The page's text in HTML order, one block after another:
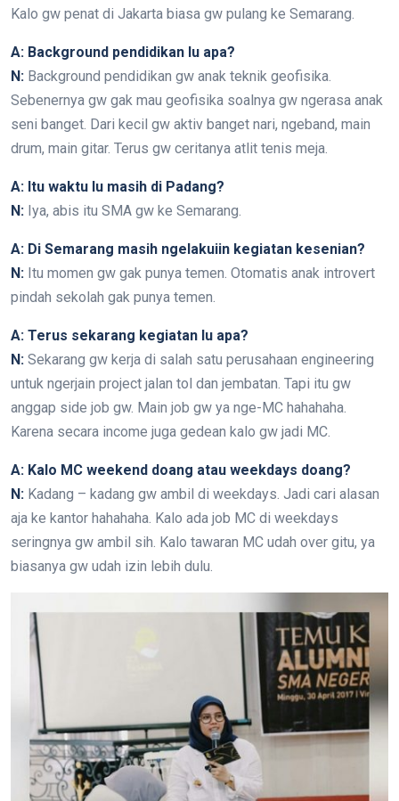
Kalo gw penat di Jakarta biasa gw pulang ke Semarang.
A: Background pendidikan lu apa?
N: Background pendidikan gw anak teknik geofisika.
Sebenernya gw gak mau geofisika soalnya gw ngerasa anak
seni banget. Dari kecil gw aktiv banget nari, ngeband, main
drum, main gitar. Terus gw ceritanya atlit tenis meja.
A: Itu waktu lu masih di Padang?
N: Iya, abis itu SMA gw ke Semarang.
A: Di Semarang masih ngelakuiin kegiatan kesenian?
N: Itu momen gw gak punya temen. Otomatis anak introvert
pindah sekolah gak punya temen.
A: Terus sekarang kegiatan lu apa?
N: Sekarang gw kerja di salah satu perusahaan engineering
untuk ngerjain project jalan tol dan jembatan. Tapi itu gw
anggap side job gw. Main job gw ya nge-MC hahahaha.
Karena secara income juga gedean kalo gw jadi MC.
A: Kalo MC weekend doang atau weekdays doang?
N: Kadang – kadang gw ambil di weekdays. Jadi cari alasan
aja ke kantor hahahaha. Kalo ada job MC di weekdays
seringnya gw ambil sih. Kalo tawaran MC udah over gitu, ya
biasanya gw udah izin lebih dulu.